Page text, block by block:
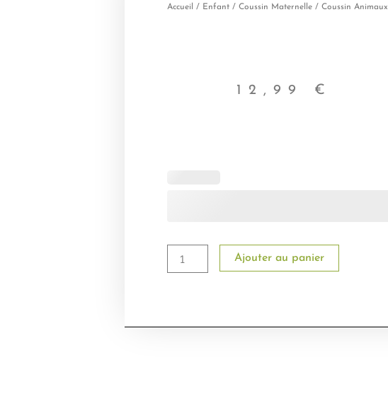
Accueil / Enfant / Coussin Maternelle / Coussin Animaux
12,99 €
Ajouter au panier